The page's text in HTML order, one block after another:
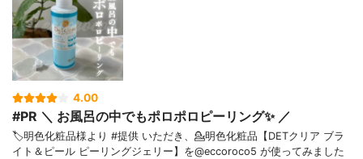
4.00
#PR ＼ お風呂の中でもポロポロピーリング✨ ／
🏷️明色化粧品様より #提供 いただき、⁡💁明色化粧品【DETクリア ブラ
イト＆ピール ピーリングジェリー】を@eccoroco5 が使ってみました⁡